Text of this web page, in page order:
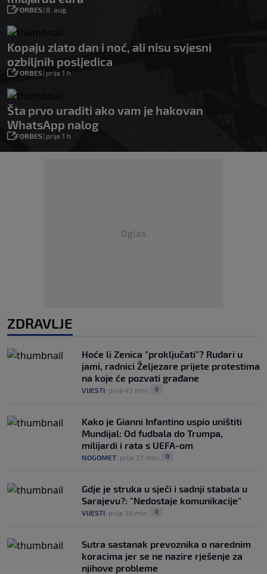
FORBES| 8. aug.
Kopaju zlato dan i noć, ali nisu svjesni
ozbiljnih posljedica
FORBES| prije 1 h
Šta prvo uraditi ako vam je hakovan
WhatsApp nalog
FORBES| prije 1 h
Oglas
ZDRAVLJE
Hoće li Zenica "proključati"? Rudari u
jami, radnici Željezare prijete protestima
na koje će pozvati građane
VIJESTI prije 43 min 0
Kako je Gianni Infantino uspio uništiti
Mundijal: Od fudbala do Trumpa,
milijardi i rata s UEFA-om
NOGOMET prije 27 min 0
Gdje je struka u sječi i sadnji stabala u
Sarajevu?: "Nedostaje komunikacije"
VIJESTI prije 36 min 0
Sutra sastanak prevoznika o narednim
koracima jer se ne nazire rješenje za
njihove probleme